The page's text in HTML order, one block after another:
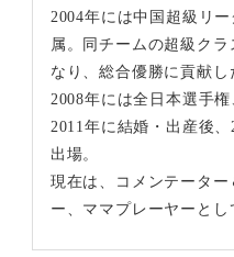
2004年には中国超級リ
属。同チームの超級ク
なり、総合優勝に貢献し
2008年には全日本選手
2011年に結婚・出産後
出場。
現在は、コメンテータ
ー、ママプレーヤーとし